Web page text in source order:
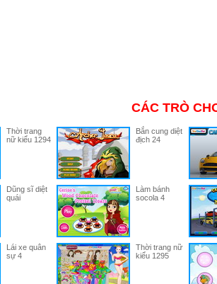
CÁC TRÒ
Thời trang
nữ kiểu 1294
Bắn cung diệt
địch 24
Dũng sĩ diệt
quái
Làm bánh
socola 4
Lái xe quân
sự 4
Thời trang nữ
kiểu 1295